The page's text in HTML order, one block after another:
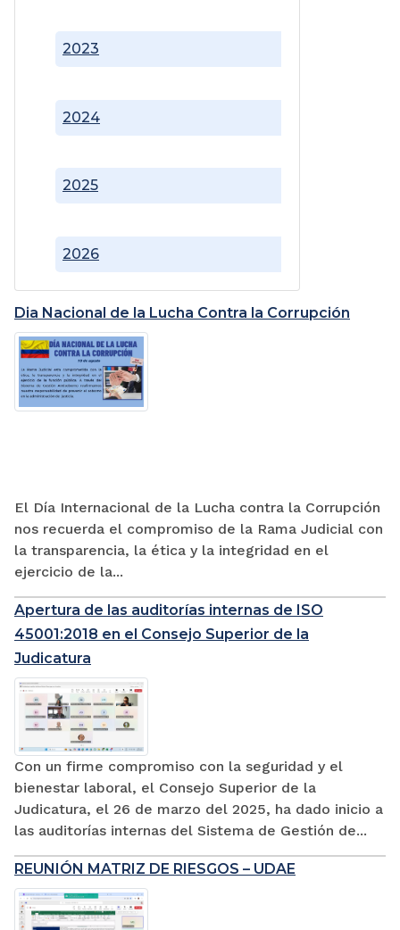
2023
2024
2025
2026
Dia Nacional de la Lucha Contra la Corrupción
El Día Internacional de la Lucha contra la Corrupción
nos recuerda el compromiso de la Rama Judicial con
la transparencia, la ética y la integridad en el
ejercicio de la...
Apertura de las auditorías internas de ISO
45001:2018 en el Consejo Superior de la
Judicatura
Con un firme compromiso con la seguridad y el
bienestar laboral, el Consejo Superior de la
Judicatura, el 26 de marzo del 2025, ha dado inicio a
las auditorías internas del Sistema de Gestión de...
REUNIÓN MATRIZ DE RIESGOS – UDAE